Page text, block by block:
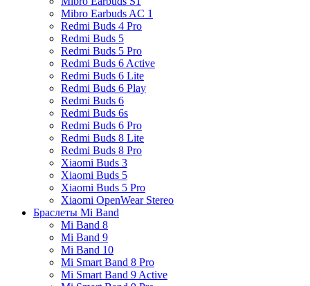
Mibro Earbuds AC 1
Redmi Buds 4 Pro
Redmi Buds 5
Redmi Buds 5 Pro
Redmi Buds 6 Active
Redmi Buds 6 Lite
Redmi Buds 6 Play
Redmi Buds 6
Redmi Buds 6s
Redmi Buds 6 Pro
Redmi Buds 8 Lite
Redmi Buds 8 Pro
Xiaomi Buds 3
Xiaomi Buds 5
Xiaomi Buds 5 Pro
Xiaomi OpenWear Stereo
Браслеты Mi Band
Mi Band 8
Mi Band 9
Mi Band 10
Mi Smart Band 8 Pro
Mi Smart Band 9 Active